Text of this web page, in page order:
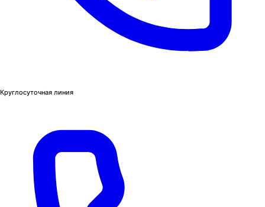
Круглосуточная линия